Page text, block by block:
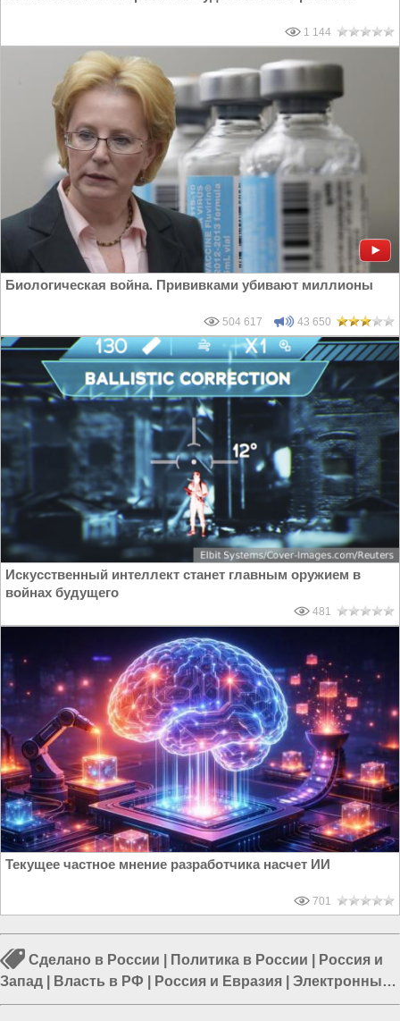
1 144
Биологическая война. Прививками убивают миллионы
504 617 43 650
Искусственный интеллект станет главным оружием в
войнах будущего
481
Текущее частное мнение разработчика насчет ИИ
701
Сделано в России Политика в России
Россия и
Запад
Власть в РФ Россия и Евразия
Электронный
концлагерь|Россия и США